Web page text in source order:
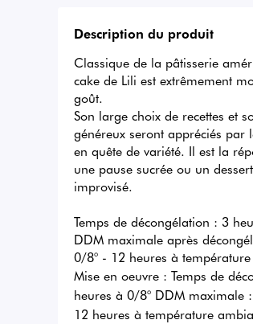
Description du produit
Classique de la pâtisserie
cake de Lili est extrêmement
goût.
Son large choix de recettes et
généreux seront appréciés par
en quête de variété. Il est la
une pause sucrée ou un
improvisé.
Temps de décongélation : 3
DDM maximale après
0/8° - 12 heures à
Mise en oeuvre : Temps de
heures à 0/8° DDM maximale
12 heures à température